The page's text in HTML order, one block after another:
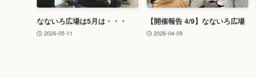
なないろ広場は5月は・・・
2026-05-11
【開催報告 4/9】なないろ広場
2026-04-09